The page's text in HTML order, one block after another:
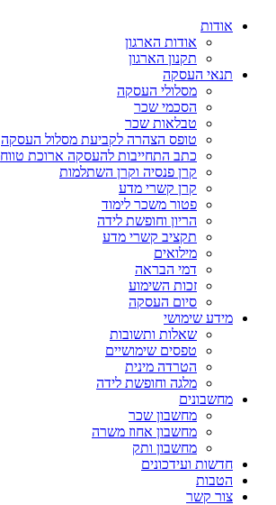
אודות
אודות הארגון
תקנון הארגון
תנאי העסקה
מסלולי העסקה
הסכמי שכר
טבלאות שכר
טופס הצהרה לקביעת מסלול העסקה
כתב התחייבות להעסקה ארוכת טווח
קרן פנסיה וקרן השתלמות
קרן קשרי מדע
פטור משכר לימוד
הריון וחופשת לידה
תקציב קשרי מדע
מילואים
דמי הבראה
זכות השימוע
סיום העסקה
מידע שימושי
שאלות ותשובות
טפסים שימושיים
הטרדה מינית
מלגה וחופשת לידה
מחשבונים
מחשבון שכר
מחשבון אחוז משרה
מחשבון ותק
חדשות ועידכונים
הטבות
צור קשר